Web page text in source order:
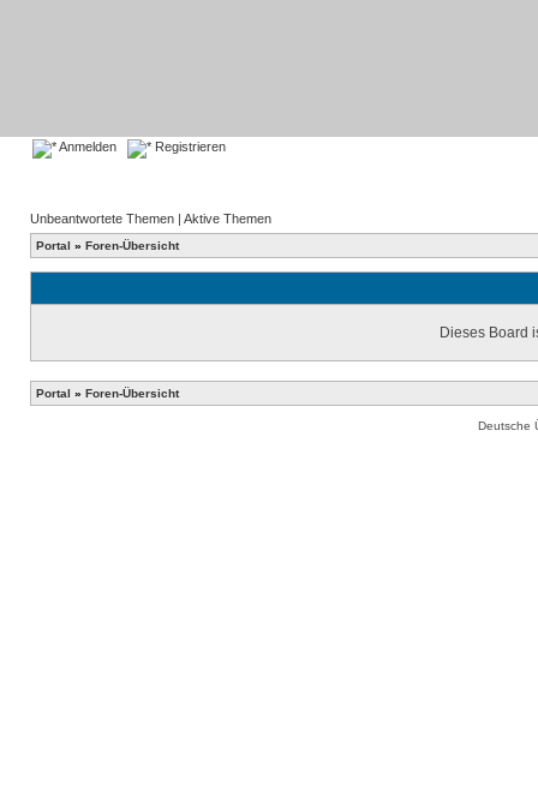
Anmelden Registrieren
Unbeantwortete Themen | Aktive Themen
Portal » Foren-Übersicht
Dieses Board
Portal » Foren-Übersicht
Deutsche